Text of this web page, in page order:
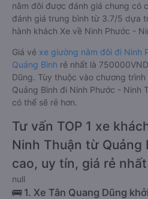
nằm đôi được đánh giá chung có
đánh giá trung bình từ 3.7/5 dựa
hành khách Xe về Ninh Phước -
Giá vé xe giường nằm đôi đi Ninh
Quảng Bình rẻ nhất là
Dũng. Tùy thuộc vào chương
Quảng Bình đi Ninh Phước - Ninh
có thể sẽ rẻ hơn.
Tư vấn TOP 1 xe
Ninh Thuận từ Quảng
cao, uy tín, giá rẻ
null
🚌 1. Xe Tân Quang Dũng